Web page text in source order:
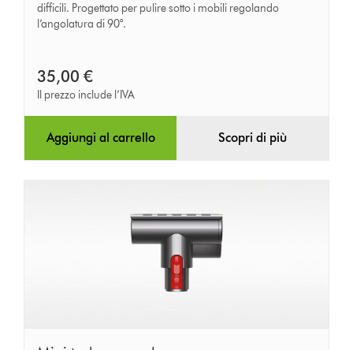
nascosti
difficili. Progettato per pulire sotto i mobili regolando
l’angolatura di 90°.
35,00 €
Il prezzo include l’IVA
Aggiungi al carrello Scopri di più